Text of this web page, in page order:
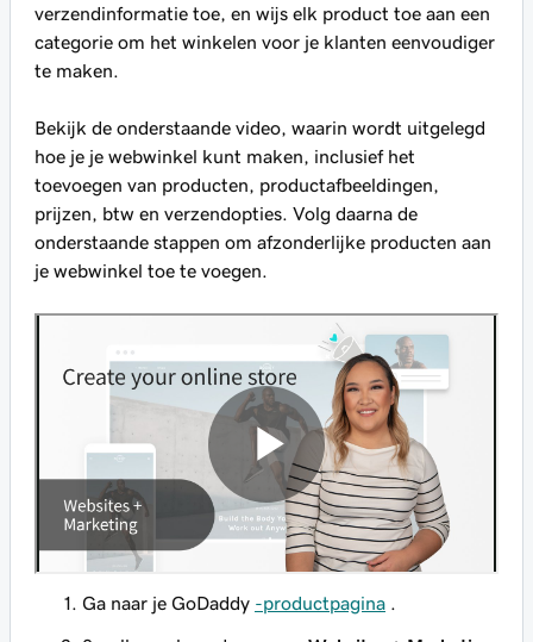
verzendinformatie toe, en wijs elk product toe aan een
categorie om het winkelen voor je klanten eenvoudiger
te maken.
Bekijk de onderstaande video, waarin wordt uitgelegd
hoe je je webwinkel kunt maken, inclusief het
toevoegen van producten, productafbeeldingen,
prijzen, btw en verzendopties. Volg daarna de
onderstaande stappen om afzonderlijke producten aan
je webwinkel toe te voegen.
Ga naar je GoDaddy -productpagina .